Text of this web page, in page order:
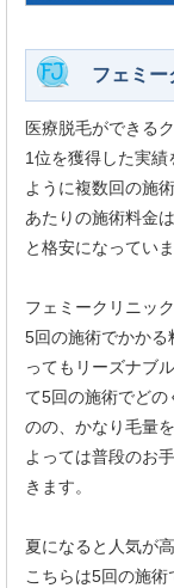
フェミー
医療脱毛ができる
1位を獲得した実
ように複数回の施
あたりの施術料金
と格安になっていま
フェミークリニッ
5回の施術でかかる
ってもリーズナブ
て5回の施術でど
のの、かなり毛量
よっては普段のお
きます。
夏になると人気が
こちらは5回の施